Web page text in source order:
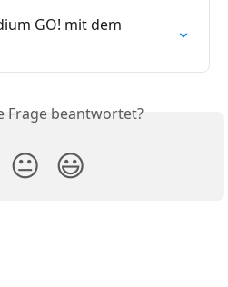
GO! mit dem
Frage beantwortet?
😐 😃